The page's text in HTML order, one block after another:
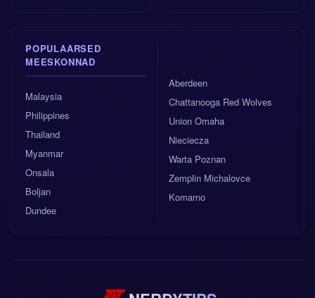
POPULAARSED
MEESKONNAD
Malaysia
Philippines
Thailand
Myanmar
Onsala
Boljan
Dundee
Aberdeen
Chattanooga Red Wolves
Union Omaha
Nieciecza
Warta Poznan
Zemplin Michalovce
Komarno